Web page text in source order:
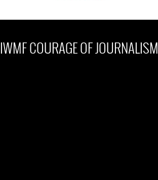
IWMF COURAGE OF JOURNALISM